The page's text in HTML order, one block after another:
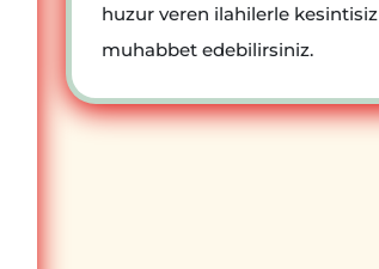
huzur veren ilahilerle kesintisiz
muhabbet edebilirsiniz.